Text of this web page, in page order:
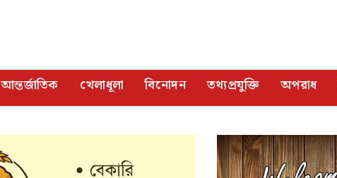
আন্তর্জাতিক খেলাধূলা বিনোদন তথ্যপ্রযুক্তি অপরাধ